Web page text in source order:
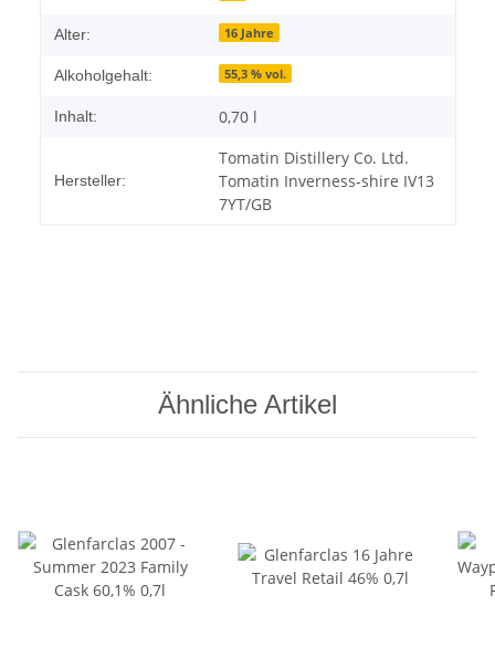
Alter: 16 Jahre
Alkoholgehalt: 55,3 % vol.
Inhalt: 0,70 l
Hersteller:
Tomatin Distillery Co. Ltd.
Tomatin Inverness-shire IV13
7YT/GB
Ähnliche Artikel